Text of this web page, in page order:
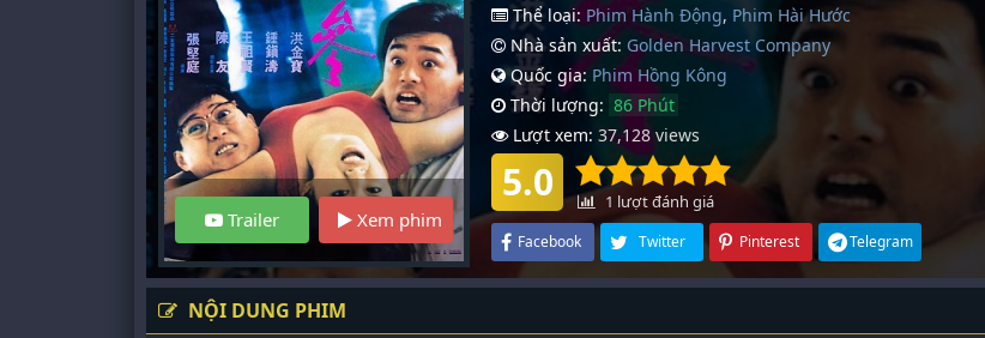
Trailer Xem phim
Thể loại: Phim Hành Động, Phim Hài Hước
Nhà sản xuất: Golden Harvest Company
Quốc gia: Phim Hồng Kông
Thời lượng: 86 Phút
Lượt xem: 37,128 views
5.0 1 lượt đánh giá
Facebook Twitter Pinterest Telegram
NỘI DUNG PHIM